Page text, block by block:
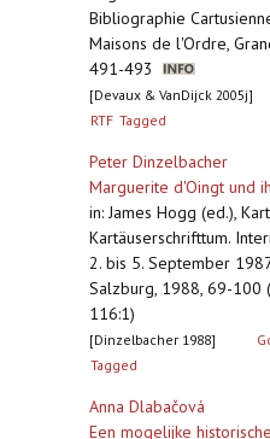
Bibliographie
Maisons de l'Ordre,
491-493
[Devaux & VanDijck 2005j]
RTF Tagged
Peter Dinzelbacher
Marguerite d'Oingt und
in: James Hogg (ed.),
Kartäuserschrifttum.
2. bis 5. September
Salzburg, 1988, 69-100
116:1)
[Dinzelbacher 1988]
Tagged
Anna Dlabačová
Een mogelijke